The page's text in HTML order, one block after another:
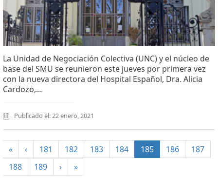
La Unidad de Negociación Colectiva (UNC) y el núcleo de
base del SMU se reunieron este jueves por primera vez
con la nueva directora del Hospital Español, Dra. Alicia
Cardozo,...
Publicado el: 22 enero, 2021
« ‹ 181 182 183 184 185(current)
186
187
188
189 › »